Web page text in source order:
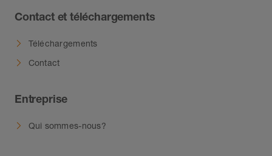
Contact et téléchargements
Téléchargements
Contact
Entreprise
Qui sommes-nous?